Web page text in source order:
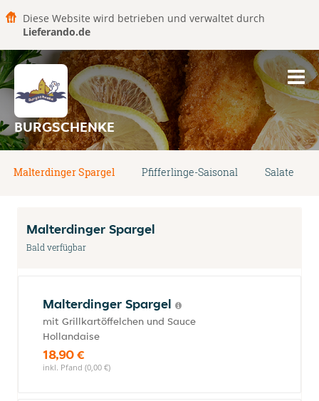
Diese Website wird betrieben und verwaltet durch
Lieferando.de
BURGSCHENKE
Malterdinger Spargel Pfifferlinge-Saisonal Salate
Malterdinger Spargel
Bald verfügbar
Malterdinger Spargel
mit Grillkartöffelchen und Sauce
Hollandaise
18,90 €
inkl. Pfand (0,00 €)